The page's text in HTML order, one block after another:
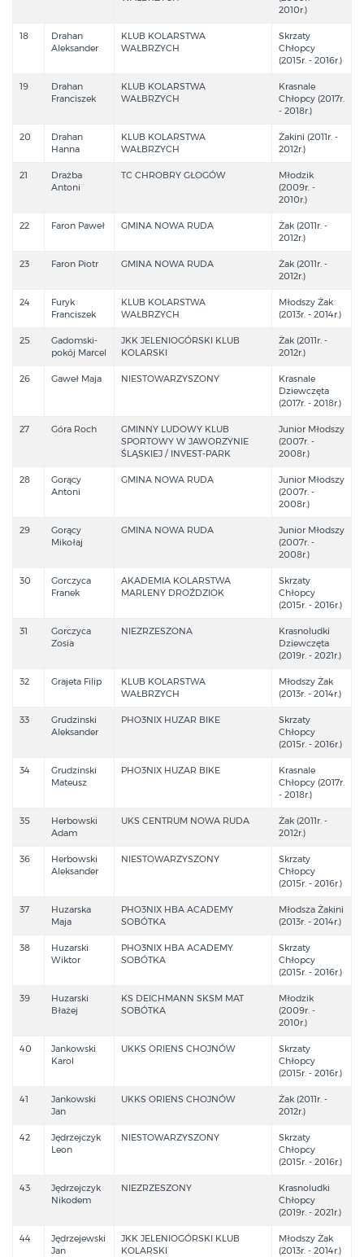
2010r.)
18
Drahan
Aleksander
KLUB KOLARSTWA
WAŁBRZYCH
Skrzaty
Chłopcy
(2015r. - 2016r.)
19
Drahan
Franciszek
KLUB KOLARSTWA
WAŁBRZYCH
Krasnale
Chłopcy (2017r.
- 2018r.)
20
Drahan
Hanna
KLUB KOLARSTWA
WAŁBRZYCH
Żakini (2011r. -
2012r.)
21
Drażba
Antoni
TC CHROBRY GŁOGÓW
Młodzik
(2009r. -
2010r.)
22 Faron Paweł GMINA NOWA RUDA
Żak (2011r. -
2012r.)
23 Faron Piotr GMINA NOWA RUDA
Żak (2011r. -
2012r.)
24
Furyk
Franciszek
KLUB KOLARSTWA
WAŁBRZYCH
Młodszy Żak
(2013r. - 2014r.)
25
Gadomski-
pokój Marcel
JKK JELENIOGÓRSKI KLUB
KOLARSKI
Żak (2011r. -
2012r.)
26 Gaweł Maja NIESTOWARZYSZONY
Krasnale
Dziewczęta
(2017r. - 2018r.)
27 Góra Roch
GMINNY LUDOWY KLUB
SPORTOWY W JAWORZYNIE
ŚLĄSKIEJ / INVEST-PARK
Junior Młodszy
(2007r. -
2008r.)
28
Gorący
Antoni
GMINA NOWA RUDA
Junior Młodszy
(2007r. -
2008r.)
29
Gorący
Mikołaj
GMINA NOWA RUDA
Junior Młodszy
(2007r. -
2008r.)
30
Gorczyca
Franek
AKADEMIA KOLARSTWA
MARLENY DROŹDZIOK
Skrzaty
Chłopcy
(2015r. - 2016r.)
31
Gorczyca
Zosia
NIEZRZESZONA
Krasnoludki
Dziewczęta
(2019r. - 2021r.)
32 Grajeta Filip
KLUB KOLARSTWA
WAŁBRZYCH
Młodszy Żak
(2013r. - 2014r.)
33
Grudzinski
Aleksander
PHO3NIX HUZAR BIKE
Skrzaty
Chłopcy
(2015r. - 2016r.)
34
Grudzinski
Mateusz
PHO3NIX HUZAR BIKE
Krasnale
Chłopcy (2017r.
- 2018r.)
35
Herbowski
Adam
UKS CENTRUM NOWA RUDA
Żak (2011r. -
2012r.)
36
Herbowski
Aleksander
NIESTOWARZYSZONY
Skrzaty
Chłopcy
(2015r. - 2016r.)
37
Huzarska
Maja
PHO3NIX HBA ACADEMY
SOBÓTKA
Młodsza Żakini
(2013r. - 2014r.)
38
Huzarski
Wiktor
PHO3NIX HBA ACADEMY
SOBÓTKA
Skrzaty
Chłopcy
(2015r. - 2016r.)
39
Huzarski
Błażej
KS DEICHMANN SKSM MAT
SOBÓTKA
Młodzik
(2009r. -
2010r.)
40
Jankowski
Karol
UKKS ORIENS CHOJNÓW
Skrzaty
Chłopcy
(2015r. - 2016r.)
41
Jankowski
Jan
UKKS ORIENS CHOJNÓW
Żak (2011r. -
2012r.)
42
Jędrzejczyk
Leon
NIESTOWARZYSZONY
Skrzaty
Chłopcy
(2015r. - 2016r.)
43
Jędrzejczyk
Nikodem
NIEZRZESZONY
Krasnoludki
Chłopcy
(2019r. - 2021r.)
44
Jędrzejewski
Jan
JKK JELENIOGÓRSKI KLUB
KOLARSKI
Młodszy Żak
(2013r. - 2014r.)